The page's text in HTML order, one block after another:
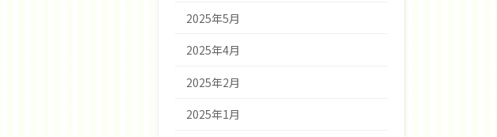
2025年5月
2025年4月
2025年2月
2025年1月